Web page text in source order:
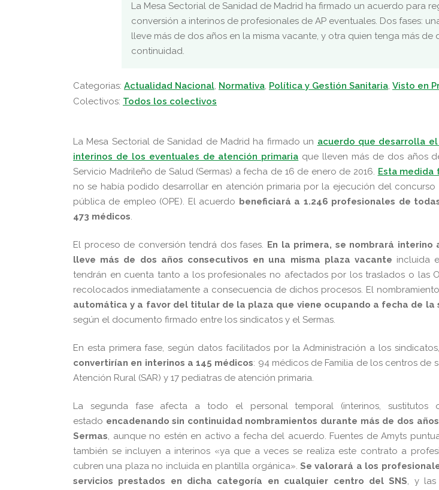
La Mesa Sectorial de Sanidad de Madrid ha firmado un acuerdo para
conversión a interinos de profesionales de AP eventuales. Dos fases:
lleve más de dos años en la misma vacante, y otra quien tenga más de
continuidad.
Categorias: Actualidad Nacional, Normativa, Política y Gestión Sanitaria, Visto en
Colectivos: Todos los colectivos
La Mesa Sectorial de Sanidad de Madrid ha firmado un acuerdo que desarrolla
interinos de los eventuales de atención primaria que lleven más de dos años
Servicio Madrileño de Salud (Sermas) a fecha de 16 de enero de 2016. Esta medida
no se había podido desarrollar en atención primaria por la ejecución del
pública de empleo (OPE). El acuerdo beneficiará a 1.246 profesionales de
473 médicos.
El proceso de conversión tendrá dos fases. En la primera, se nombrará
lleve más de dos años consecutivos en una misma plaza vacante incluida
tendrán en cuenta tanto a los profesionales no afectados por los traslados o las
recolocados inmediatamente a consecuencia de dichos procesos. El
automática y a favor del titular de la plaza que viene ocupando a fecha de la
según el documento firmado entre los sindicatos y el Sermas.
En esta primera fase, según datos facilitados por la Administración a los
convertirían en interinos a 145 médicos: 94 médicos de Familia de los centros de
Atención Rural (SAR) y 17 pediatras de atención primaria.
La segunda fase afecta a todo el personal temporal (interinos, sustitutos
estado encadenando sin continuidad nombramientos durante más de dos
Sermas, aunque no estén en activo a fecha del acuerdo. Fuentes de Amyts
también se incluyen a interinos «ya que a veces se realiza este contrato a
cubren una plaza no incluida en plantilla orgánica». Se valorará a los
servicios prestados en dicha categoría en cualquier centro del SNS, y las